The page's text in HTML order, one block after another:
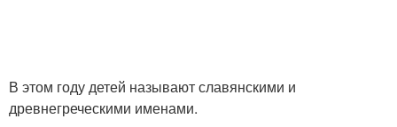
В этом году детей называют славянскими и
древнегреческими именами.